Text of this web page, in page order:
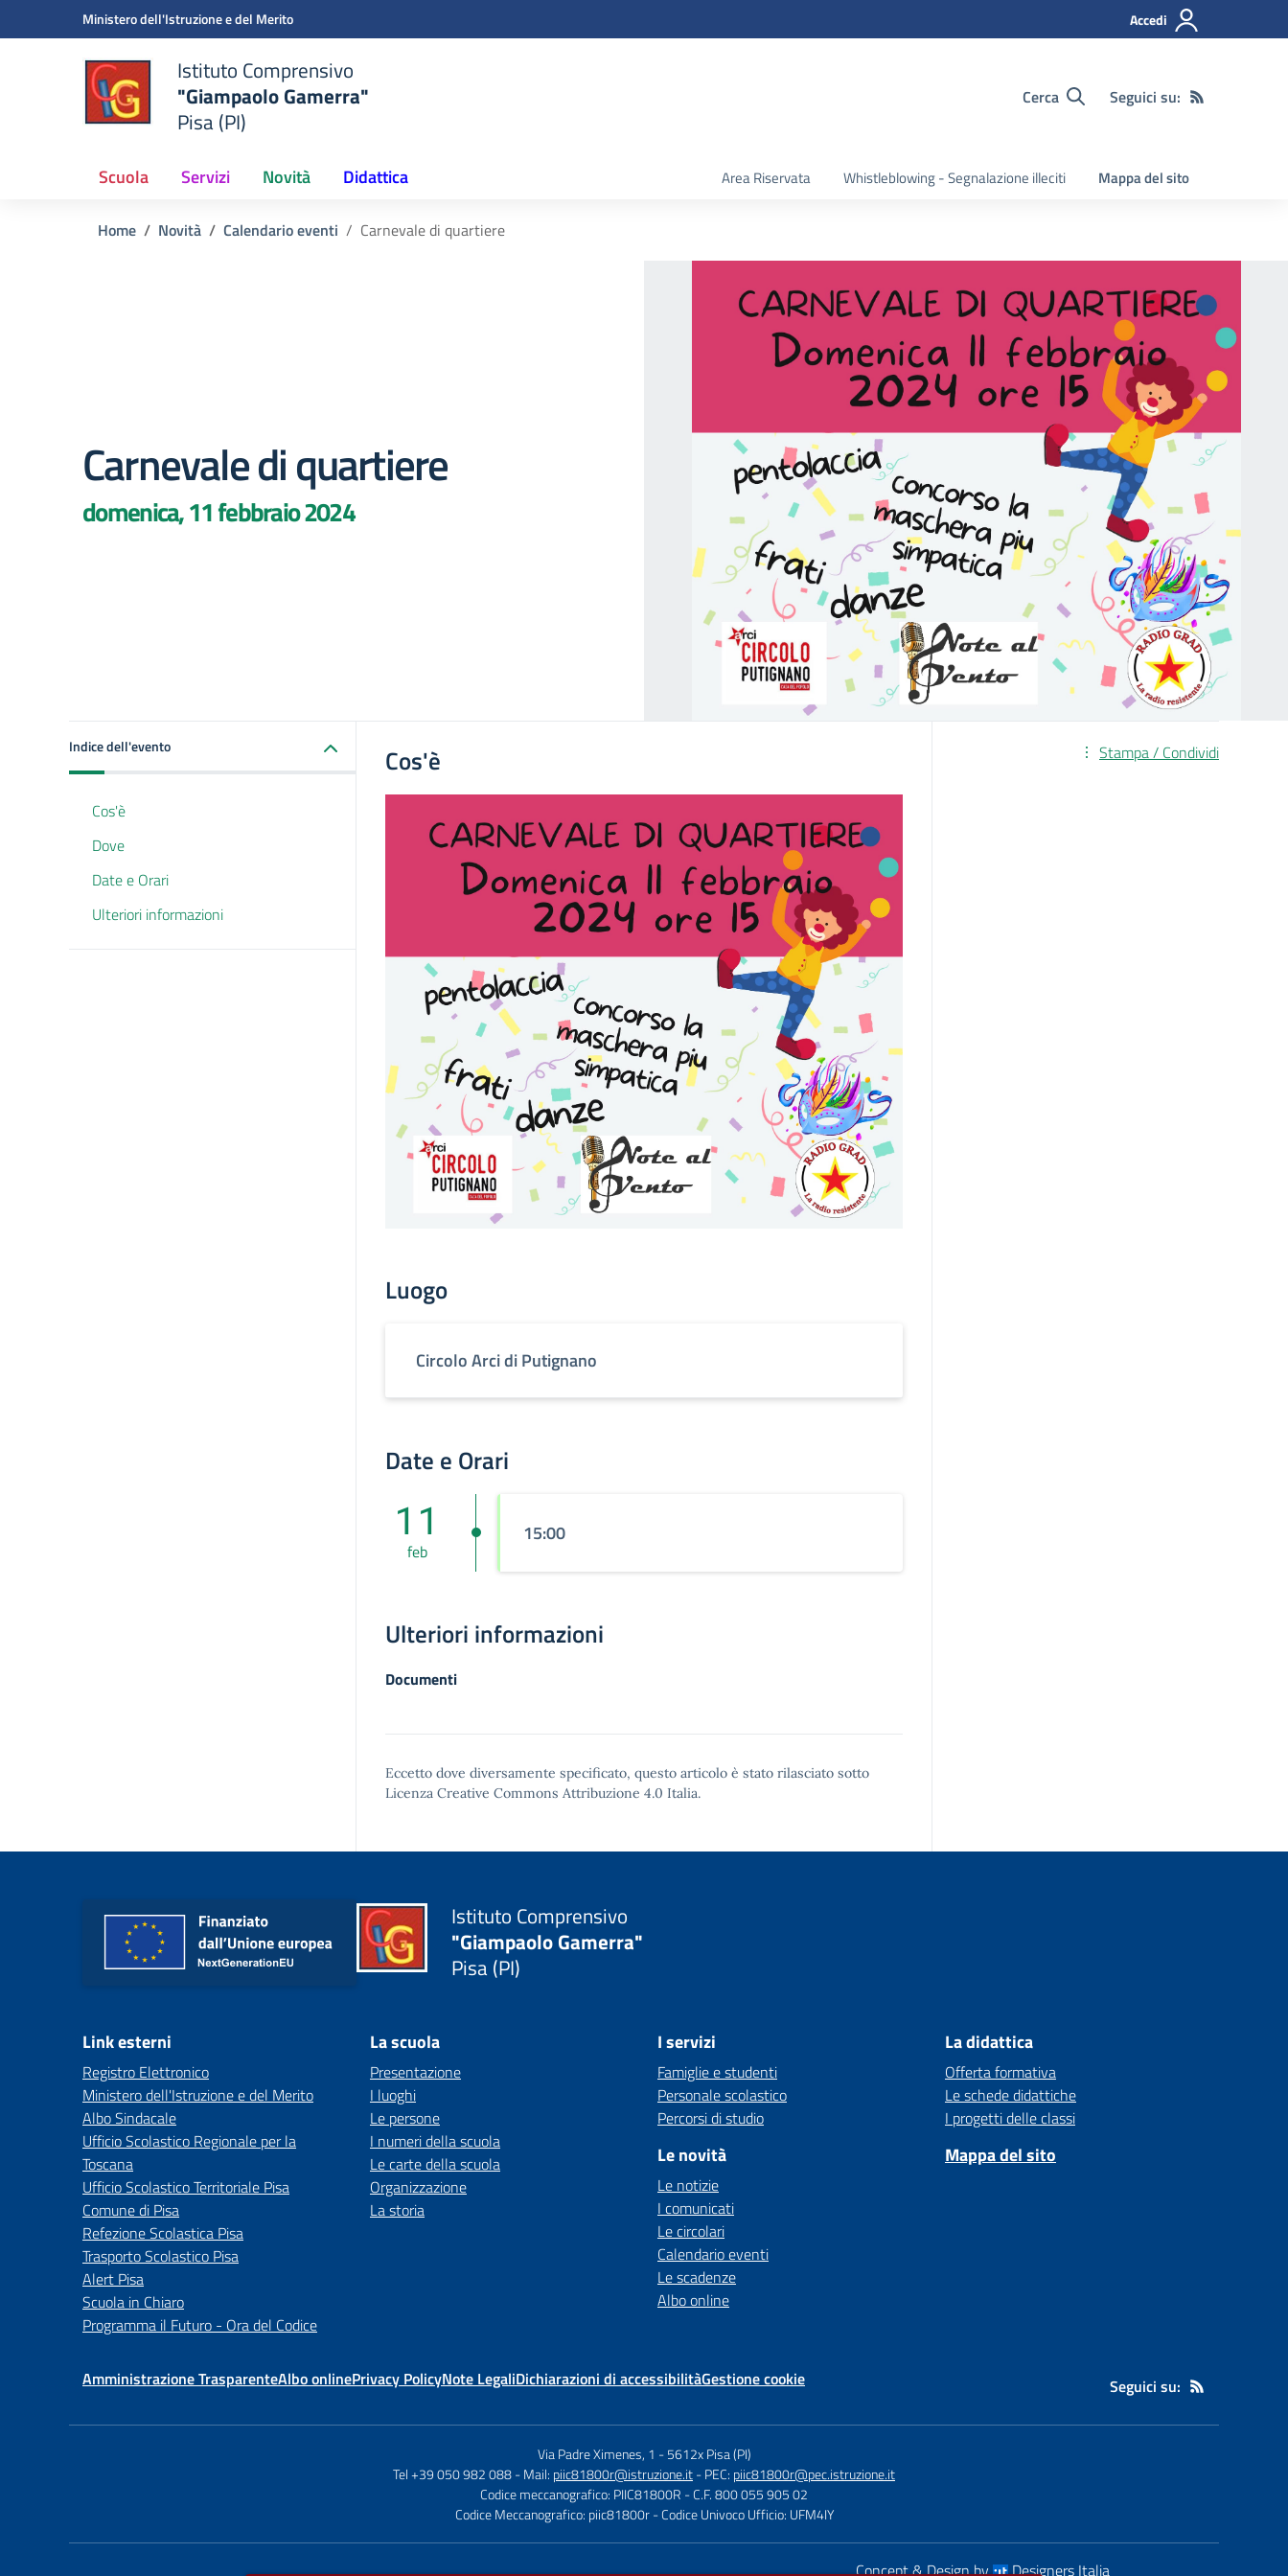
Vai ai contenuti
Vai al menu di navigazioneMinistero dell'Istruzione e del Merito Accedi
Istituto Comprensivo
"Giampaolo Gamerra"
Pisa (PI)
Cerca Seguici su:
Scuola Servizi Novità Didattica Area Riservata Whistleblowing - Segnalazione illeciti Mappa del sito
Home Novità Calendario eventi Carnevale di quartiere
Carnevale di quartiere
domenica, 11 febbraio 2024
Indice dell'evento
Cos'è
Dove
Date e Orari
Ulteriori informazioni
Cos'è
Luogo
Circolo Arci di Putignano
Date e Orari
11
feb
15:00
Ulteriori informazioni
Documenti
Eccetto dove diversamente specificato, questo articolo è stato rilasciato sotto
Licenza Creative Commons Attribuzione 4.0 Italia.
Stampa / Condividi
Istituto Comprensivo
"Giampaolo Gamerra"
Pisa (PI)
Link esterni
Registro Elettronico
Ministero dell'Istruzione e del Merito
Albo Sindacale
Ufficio Scolastico Regionale per la
Toscana
Ufficio Scolastico Territoriale Pisa
Comune di Pisa
Refezione Scolastica Pisa
Trasporto Scolastico Pisa
Alert Pisa
Scuola in Chiaro
Programma il Futuro - Ora del Codice
La scuola
Presentazione
I luoghi
Le persone
I numeri della scuola
Le carte della scuola
Organizzazione
La storia
I servizi
Famiglie e studenti
Personale scolastico
Percorsi di studio
Le novità
Le notizie
I comunicati
Le circolari
Calendario eventi
Le scadenze
Albo online
La didattica
Offerta formativa
Le schede didattiche
I progetti delle classi
Mappa del sito
Amministrazione TrasparenteAlbo onlinePrivacy PolicyNote LegaliDichiarazioni di accessibilitàGestione cookie Seguici su:
Via Padre Ximenes, 1 -5612x Pisa (PI)
Tel +39 050 982 088- Mail: piic81800r@istruzione.it- PEC: piic81800r@pec.istruzione.it
Codice meccanografico: PIIC81800R - C.F. 800 055 905 02
Codice Meccanografico: piic81800r - Codice Univoco Ufficio: UFM4IY
Concept & Design by Designers Italia